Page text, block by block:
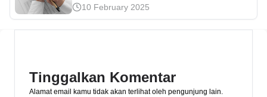
neraca saldo, mulai dari mencatat
transaksi keuangan di jurnal hingga
10 February 2025
Tinggalkan Komentar
Alamat email kamu tidak akan terlihat oleh pengunjung lain.